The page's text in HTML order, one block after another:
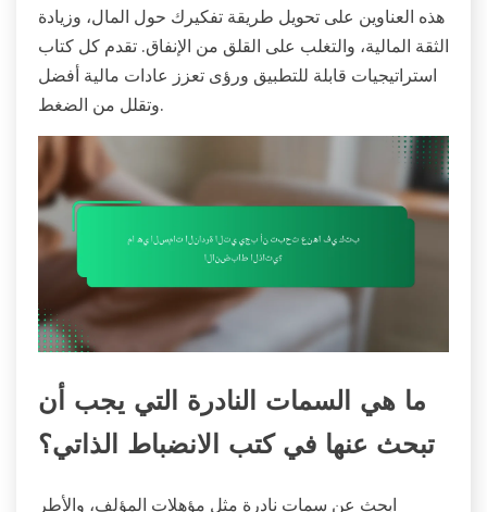
هذه العناوين على تحويل طريقة تفكيرك حول المال، وزيادة
الثقة المالية، والتغلب على القلق من الإنفاق. تقدم كل كتاب
استراتيجيات قابلة للتطبيق ورؤى تعزز عادات مالية أفضل
وتقلل من الضغط.
ما هي السمات النادرة التي يجب أن
تبحث عنها في كتب الانضباط الذاتي؟
ابحث عن سمات نادرة مثل مؤهلات المؤلف، والأطر